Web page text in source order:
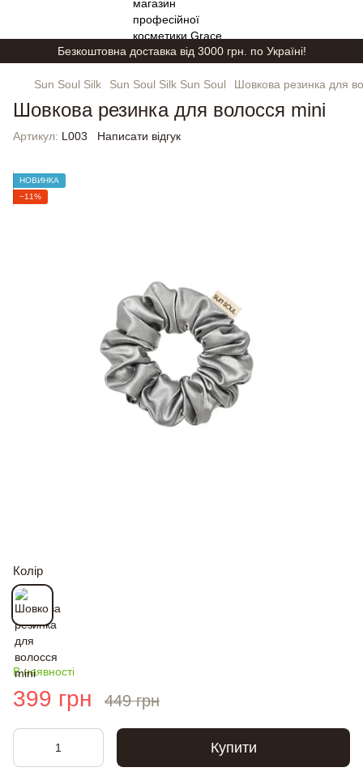
Безкоштовна доставка від 3000 грн. по Україні!
Sun Soul Silk Sun Soul Silk Sun Soul Шовкова резинка для
Шовкова резинка для волосся mini
Артикул: L003 Написати відгук
НОВИНКА
−11%
Колір
В наявності
399 грн 449 грн
Купити